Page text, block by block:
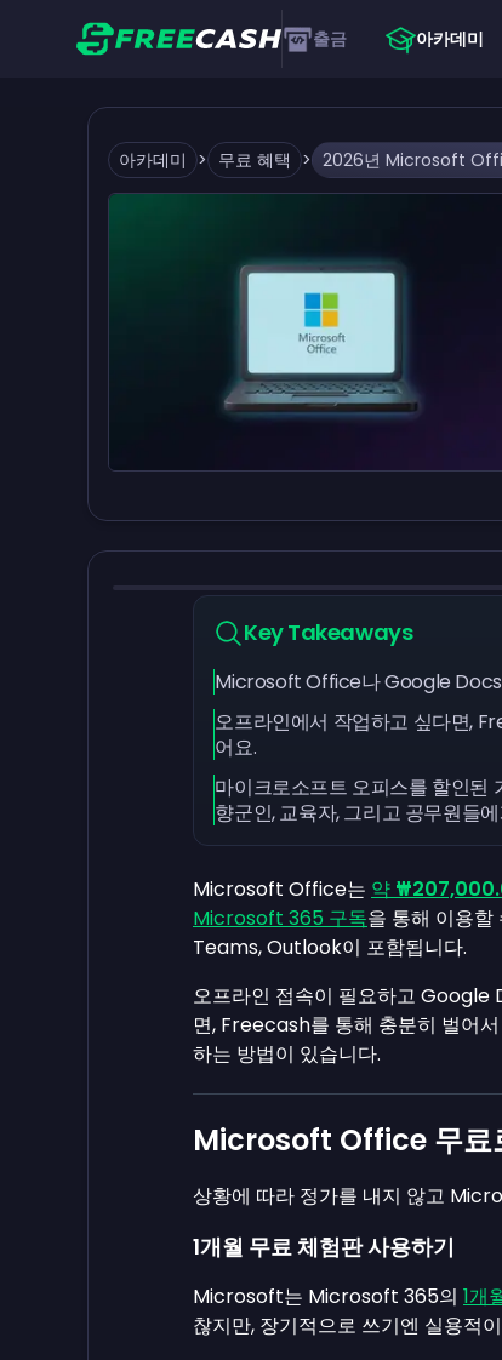
출금 아카데미
아카데미 > 무료 혜택 >
Key Takeaways
Microsoft Office나 Google Docs
오프라인에서 작업하고 싶다면,
어요.
마이크로소프트 오피스를 할인된
향군인, 교육자, 그리고 공무원들
Microsoft Office는 약
Microsoft 365 구독을 통해 이용
Teams, Outlook이 포함됩니다.
오프라인 접속이 필요하고 Google
면, Freecash를 통해 충분히 벌어
하는 방법이 있습니다.
Microsoft Office 무료
상황에 따라 정가를 내지 않고
1개월 무료 체험판 사용하기
Microsoft는 Microsoft 365의 1개
찮지만, 장기적으로 쓰기엔 실용적